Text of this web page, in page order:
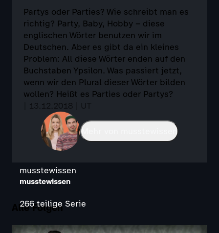
Partys oder Parties? Wie schreibt man es
richtig? Party, Baby, Hobby – diese
englischen Wörter benutzen wir im
Deutschen. Aber es gibt da ein kleines
Problem: All diese Wörter enden auf den
Buchstaben Ypsilon. Was passiert jetzt,
wenn wir den Plural dieser Wörter bilden
wollen? Heißt es Parties oder Partys?
| 13.12.2018 | UT
Mehr von musstewissen
Alle Folgen
musstewissen
musstewissen
266 teilige Serie